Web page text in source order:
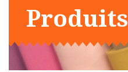
Produits